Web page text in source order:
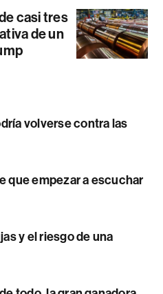
casi tres
de un
volverse contra las
que empezar a escuchar
y el riesgo de una